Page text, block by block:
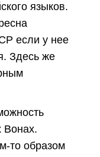
языков.
если у нее
Здесь же
Вонах.
то образом